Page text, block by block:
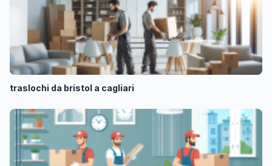
traslochi da bristol a cagliari